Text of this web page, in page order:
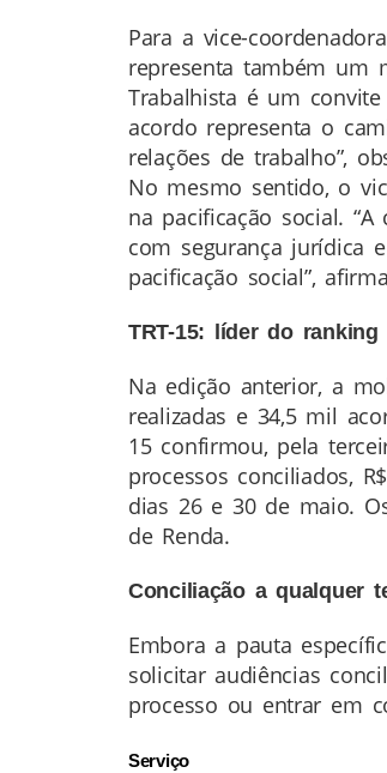
Para a vice-
representa também um
Trabalhista é um
acordo representa o
relações de trabalho”,
No mesmo sentido, o
na pacificação social.
com segurança jurídica
pacificação social”,
TRT-15: líder do
Na edição anterior, a
realizadas e 34,5 mil
15 confirmou, pela
processos conciliados,
dias 26 e 30 de maio.
de Renda.
Conciliação a qualquer
Embora a pauta
solicitar audiências
processo ou entrar em
Serviço